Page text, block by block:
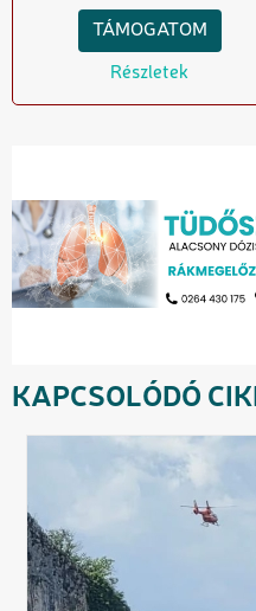
TÁMOGATOM
Részletek
KAPCSOLÓDÓ